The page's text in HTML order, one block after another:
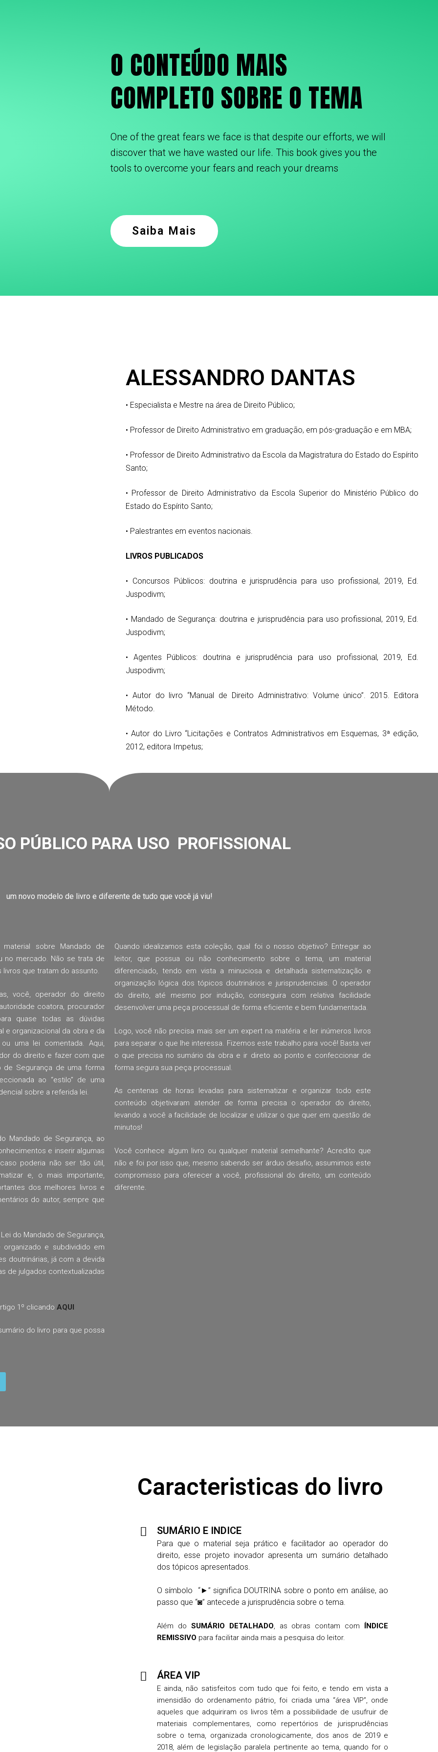
O CONTEÚDO MAIS
COMPLETO SOBRE O TEMA
One of the great fears we face is that despite our efforts, we will
discover that we have wasted our life. This book gives you the
tools to overcome your fears and reach your dreams
Saiba Mais
ALESSANDRO DANTAS
• Especialista e Mestre na área de Direito Público;
• Professor de Direito Administrativo em graduação, em pós-graduação e em MBA;
• Professor de Direito Administrativo da Escola da Magistratura do Estado do Espírito
Santo;
• Professor de Direito Administrativo da Escola Superior do Ministério Público do
Estado do Espírito Santo;
• Palestrantes em eventos nacionais.
LIVROS PUBLICADOS
• Concursos Públicos: doutrina e jurisprudência para uso profissional, 2019, Ed.
Juspodivm;
• Mandado de Segurança: doutrina e jurisprudência para uso profissional, 2019, Ed.
Juspodivm;
• Agentes Públicos: doutrina e jurisprudência para uso profissional, 2019, Ed.
Juspodivm;
• Autor do livro “Manual de Direito Administrativo: Volume único”. 2015. Editora
Método.
• Autor do Livro “Licitações e Contratos Administrativos em Esquemas, 3ª edição,
2012, editora Impetus;
PÚBLICO PARA USO PROFISSIONAL
um novo modelo de livro e diferente de tudo que você já viu!
sobre Mandado de
no mercado. Não se trata de
que tratam do assunto.
você, operador do direito
coatora, procurador
quase todas as dúvidas
e organizacional da obra e da
uma lei comentada. Aqui,
do direito e fazer com que
de Segurança de uma forma
ao “estilo” de uma
sobre a referida lei.
Mandado de Segurança, ao
e inserir algumas
poderia não ser tão útil,
e, o mais importante,
dos melhores livros e
do autor, sempre que
do Mandado de Segurança,
e subdividido em
doutrinárias, já com a devida
de julgados contextualizadas
1º clicando AQUI
do livro para que possa
Quando idealizamos esta coleção, qual foi o nosso objetivo? Entregar ao
leitor, que possua ou não conhecimento sobre o tema, um material
diferenciado, tendo em vista a minuciosa e detalhada sistematização e
organização lógica dos tópicos doutrinários e jurisprudenciais. O operador
do direito, até mesmo por indução, conseguira com relativa facilidade
desenvolver uma peça processual de forma eficiente e bem fundamentada.
Logo, você não precisa mais ser um expert na matéria e ler inúmeros livros
para separar o que lhe interessa. Fizemos este trabalho para você! Basta ver
o que precisa no sumário da obra e ir direto ao ponto e confeccionar de
forma segura sua peça processual.
As centenas de horas levadas para sistematizar e organizar todo este
conteúdo objetivaram atender de forma precisa o operador do direito,
levando a você a facilidade de localizar e utilizar o que quer em questão de
minutos!
Você conhece algum livro ou qualquer material semelhante? Acredito que
não e foi por isso que, mesmo sabendo ser árduo desafio, assumimos este
compromisso para oferecer a você, profissional do direito, um conteúdo
diferente.
Caracteristicas do livro
SUMÁRIO E INDICE
Para que o material seja prático e facilitador ao operador do
direito, esse projeto inovador apresenta um sumário detalhado
dos tópicos apresentados.
O símbolo “►” significa DOUTRINA sobre o ponto em análise, ao
passo que “◙” antecede a jurisprudência sobre o tema.
Além do SUMÁRIO DETALHADO , as obras contam com ÍNDICE
REMISSIVO para facilitar ainda mais a pesquisa do leitor.
ÁREA VIP
E ainda, não satisfeitos com tudo que foi feito, e tendo em vista a
imensidão do ordenamento pátrio, foi criada uma “área VIP”, onde
aqueles que adquiriram os livros têm a possibilidade de usufruir de
materiais complementares, como repertórios de jurisprudências
sobre o tema, organizada cronologicamente, dos anos de 2019 e
2018, além de legislação paralela pertinente ao tema, quando for o